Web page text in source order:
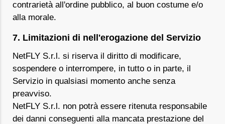
contrarietà all'ordine pubblico, al buon costume e/o
alla morale.
7. Limitazioni di nell'erogazione del Servizio
NetFLY S.r.l. si riserva il diritto di modificare,
sospendere o interrompere, in tutto o in parte, il
Servizio in qualsiasi momento anche senza
preavviso.
NetFLY S.r.l. non potrà essere ritenuta responsabile
dei danni conseguenti alla mancata prestazione del